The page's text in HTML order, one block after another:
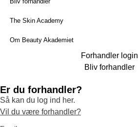
The Skin Academy
Om Beauty Akademiet
Forhandler login
Bliv forhandler
Er du forhandler?
Så kan du log ind her.
Vil du være forhandler?